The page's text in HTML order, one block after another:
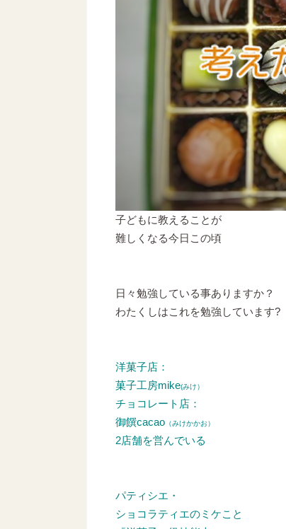
子どもに教えることが
難しくなる今日この頃
日々勉強している事ありますか？
わたくしはこれを勉強しています?
洋菓子店：
菓子工房mike(みけ）
チョコレート店：
御饌cacao （みけかかお）
2店舗を営んでいる
パティシエ・
ショコラティエのミケこと